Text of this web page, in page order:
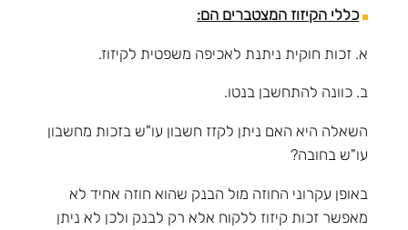
כללי הקיזוז המצטברים הם:
א. זכות חוקית ניתנת לאכיפה משפטית לקיזוז.
ב. כוונה להתחשבן בנטו.
השאלה היא האם ניתן לקזז חשבון עו"ש בזכות מחשבון
עו"ש בחובה?
באופן עקרוני החוזה מול הבנק שהוא חוזה אחיד לא
מאפשר זכות קיזוז ללקוח אלא רק לבנק ולכן לא ניתן